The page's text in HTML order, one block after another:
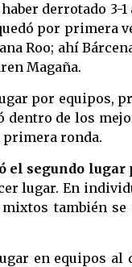
derrotado 3-1
por primera
Roo; ahí
Magaña.
por equipos,
dentro de los
primera ronda.
el segundo lugar
lugar. En
también
en equipos al